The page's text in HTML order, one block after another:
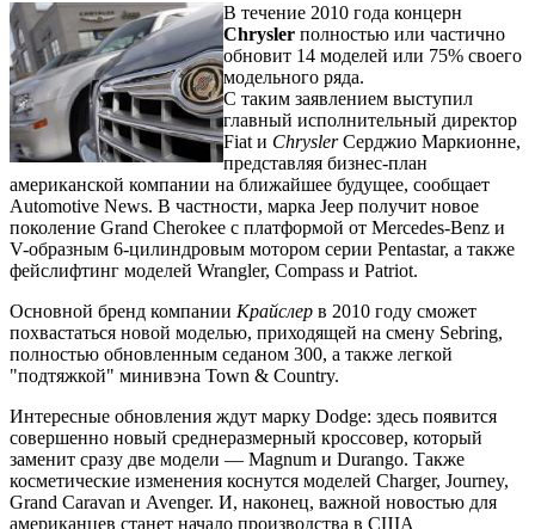
В течение 2010 года концерн
Chrysler полностью или частично
обновит 14 моделей или 75% своего
модельного ряда.
С таким заявлением выступил
главный исполнительный директор
Fiat и ChryslerСерджио Маркионне,
представляя бизнес-план
американской компании на ближайшее будущее, сообщает
Automotive News. В частности, марка Jeep получит новое
поколение Grand Cherokee с платформой от Mercedes-Benz и
V-образным 6-цилиндровым мотором серии Pentastar, а также
фейслифтинг моделей Wrangler, Compass и Patriot.
Основной бренд компании Крайслер в 2010 году сможет
похвастаться новой моделью, приходящей на смену Sebring,
полностью обновленным седаном 300, а также легкой
"подтяжкой" минивэна Town & Country.
Интересные обновления ждут марку Dodge: здесь появится
совершенно новый среднеразмерный кроссовер, который
заменит сразу две модели — Magnum и Durango. Также
косметические изменения коснутся моделей Charger, Journey,
Grand Caravan и Avenger. И, наконец, важной новостью для
американцев станет начало производства в США